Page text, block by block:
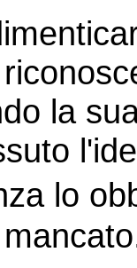
la
lo